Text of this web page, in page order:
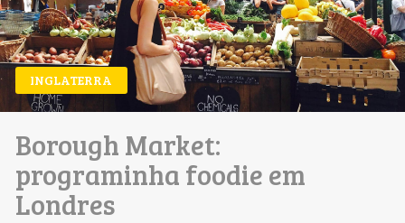
INGLATERRA
Borough Market:
programinha foodie em
Londres